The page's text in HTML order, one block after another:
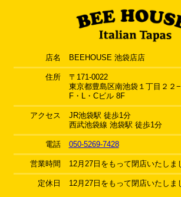
店名 BEEHOUSE 池袋店店
住所
〒171-0022
東京都豊島区南池袋１丁目２２−
F・L・Cビル 8F
アクセス
JR池袋駅 徒歩1分
西武池袋線 池袋駅 徒歩1分
電話 050-5269-7428
営業時間 12月27日をもって閉店いたしま
定休日 12月27日をもって閉店いたしま